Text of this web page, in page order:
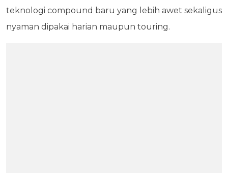
teknologi compound baru yang lebih awet sekaligus
nyaman dipakai harian maupun touring.